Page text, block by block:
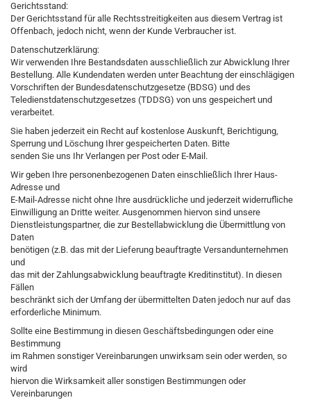
Gerichtsstand:
Der Gerichtsstand für alle Rechtsstreitigkeiten aus diesem Vertrag ist
Offenbach, jedoch nicht, wenn der Kunde Verbraucher ist.
Datenschutzerklärung:
Wir verwenden Ihre Bestandsdaten ausschließlich zur Abwicklung Ihrer
Bestellung. Alle Kundendaten werden unter Beachtung der einschlägigen
Vorschriften der Bundesdatenschutzgesetze (BDSG) und des
Teledienstdatenschutzgesetzes (TDDSG) von uns gespeichert und
verarbeitet.
Sie haben jederzeit ein Recht auf kostenlose Auskunft, Berichtigung,
Sperrung und Löschung Ihrer gespeicherten Daten. Bitte
senden Sie uns Ihr Verlangen per Post oder E-Mail.
Wir geben Ihre personenbezogenen Daten einschließlich Ihrer Haus-
Adresse und
E-Mail-Adresse nicht ohne Ihre ausdrückliche und jederzeit widerrufliche
Einwilligung an Dritte weiter. Ausgenommen hiervon sind unsere
Dienstleistungspartner, die zur Bestellabwicklung die Übermittlung von
Daten
benötigen (z.B. das mit der Lieferung beauftragte Versandunternehmen
und
das mit der Zahlungsabwicklung beauftragte Kreditinstitut). In diesen
Fällen
beschränkt sich der Umfang der übermittelten Daten jedoch nur auf das
erforderliche Minimum.
Sollte eine Bestimmung in diesen Geschäftsbedingungen oder eine
Bestimmung
im Rahmen sonstiger Vereinbarungen unwirksam sein oder werden, so
wird
hiervon die Wirksamkeit aller sonstigen Bestimmungen oder
Vereinbarungen